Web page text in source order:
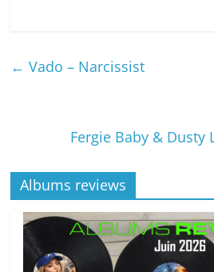
← Vado – Narcissist
Fergie Baby & Dusty
Albums reviews